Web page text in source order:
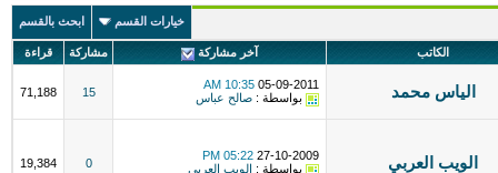
خيارات القسم ابحث بالقسم
الكاتب آخر مشاركة مشاركة قراءة
الياس محمد 05-09-2011
10:35 AM
بواسطة : صالح عباس 15
71,188
الويب العربي 27-10-2009
05:22 PM
بواسطة :
الويب العربي 0
19,384